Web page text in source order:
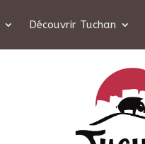
Découvrir Tuchan